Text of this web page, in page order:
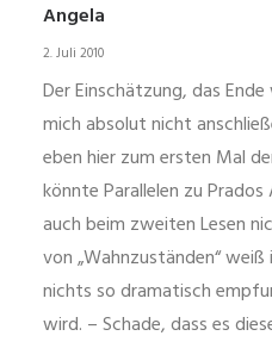
Angela
2. Juli 2010
Der Einschätzung, das
mich absolut nicht
eben hier zum ersten Mal
könnte Parallelen zu
auch beim zweiten Lesen
von „Wahnzuständen“
nichts so dramatisch
wird. – Schade, dass es